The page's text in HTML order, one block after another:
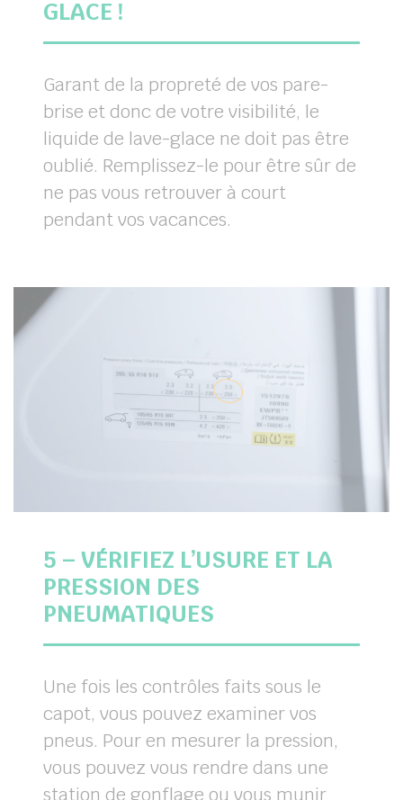
GLACE !
Garant de la propreté de vos pare-
brise et donc de votre visibilité, le
liquide de lave-glace ne doit pas être
oublié. Remplissez-le pour être sûr de
ne pas vous retrouver à court
pendant vos vacances.
5 – VÉRIFIEZ L’USURE ET LA
PRESSION DES
PNEUMATIQUES
Une fois les contrôles faits sous le
capot, vous pouvez examiner vos
pneus. Pour en mesurer la pression,
vous pouvez vous rendre dans une
station de gonflage ou vous munir